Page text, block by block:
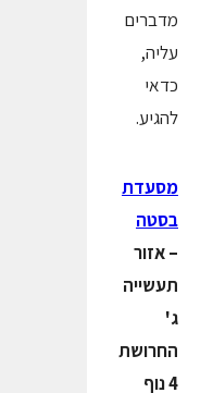
מדברים
עליה,
כדאי
להגיע.
מסעדת
בסטה
– אזור
תעשייה
ג'
החרושת
4 נוף